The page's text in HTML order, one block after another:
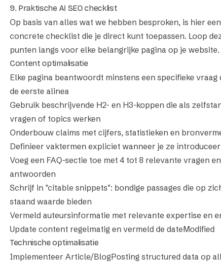
9. Praktische AI SEO checklist
Op basis van alles wat we hebben besproken, is hier een
concrete checklist die je direct kunt toepassen. Loop
punten langs voor elke belangrijke pagina op je website.
Content optimalisatie
Elke pagina beantwoordt minstens een specifieke vraag
de eerste alinea
Gebruik beschrijvende H2- en H3-koppen die als
vragen of topics werken
Onderbouw claims met cijfers, statistieken en
Definieer vaktermen expliciet wanneer je ze
Voeg een FAQ-sectie toe met 4 tot 8 relevante vragen en
antwoorden
Schrijf in "citable snippets": bondige passages die op
staand waarde bieden
Vermeld auteursinformatie met relevante expertise en
Update content regelmatig en vermeld de dateModified
Technische optimalisatie
Implementeer Article/BlogPosting structured data op